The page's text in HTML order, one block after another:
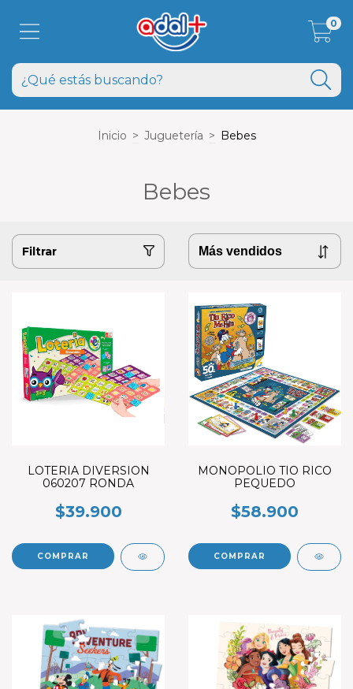
0
Inicio > Juguetería > Bebes
Bebes
Filtrar
LOTERIA DIVERSION
060207 RONDA
$39.900
MONOPOLIO TIO RICO
PEQUEDO
$58.900